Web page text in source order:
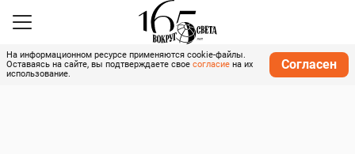
На информационном ресурсе применяются cookie-файлы.
Оставаясь на сайте, вы подтверждаете свое согласие на их
использование.
Согласен